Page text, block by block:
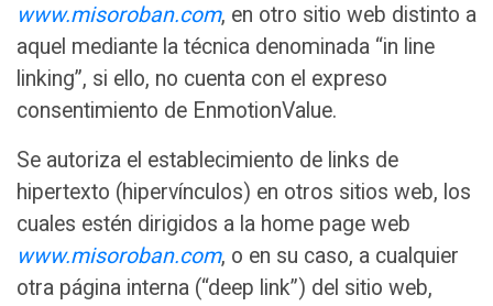
www.misoroban.com, en otro sitio web distinto a
aquel mediante la técnica denominada “in line
linking”, si ello, no cuenta con el expreso
consentimiento de EnmotionValue.
Se autoriza el establecimiento de links de
hipertexto (hipervínculos) en otros sitios web, los
cuales estén dirigidos a la home page web
www.misoroban.com, o en su caso, a cualquier
otra página interna (“deep link”) del sitio web,